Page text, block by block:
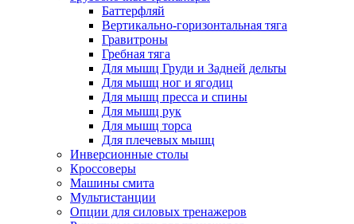
Баттерфляй
Вертикально-горизонтальная тяга
Гравитроны
Гребная тяга
Для мышц Груди и Задней дельты
Для мышц ног и ягодиц
Для мышц пресса и спины
Для мышц рук
Для мышц торса
Для плечевых мышц
Инверсионные столы
Кроссоверы
Машины смита
Мультистанции
Опции для силовых тренажеров